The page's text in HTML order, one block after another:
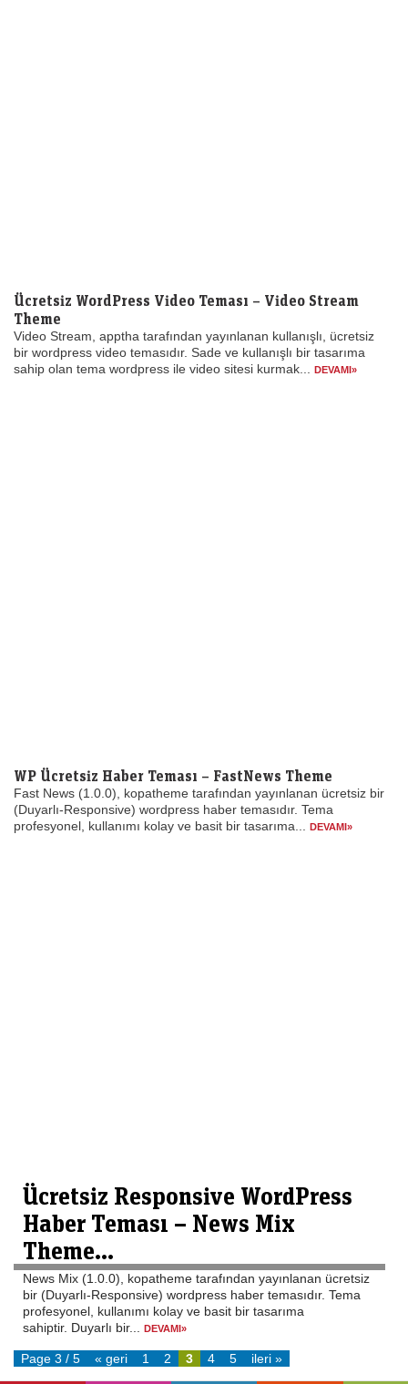
Ücretsiz WordPress Video Teması – Video Stream
Theme
Video Stream, apptha tarafından yayınlanan kullanışlı, ücretsiz
bir wordpress video temasıdır. Sade ve kullanışlı bir tasarıma
sahip olan tema wordpress ile video sitesi kurmak...
DEVAMI»
WP Ücretsiz Haber Teması – FastNews Theme
Fast News (1.0.0), kopatheme tarafından yayınlanan ücretsiz bir
(Duyarlı-Responsive) wordpress haber temasıdır. Tema
profesyonel, kullanımı kolay ve basit bir tasarıma...
DEVAMI»
Ücretsiz Responsive WordPress
Haber Teması – News Mix
Theme...
News Mix (1.0.0), kopatheme tarafından yayınlanan ücretsiz
bir (Duyarlı-Responsive) wordpress haber temasıdır. Tema
profesyonel, kullanımı kolay ve basit bir tasarıma
sahiptir. Duyarlı bir...
DEVAMI»
Page 3 / 5 « geri 1 2 3 4 5 ileri »